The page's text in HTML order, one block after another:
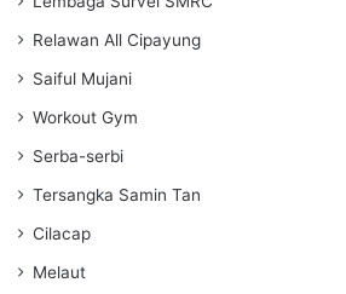
Relawan All Cipayung
Saiful Mujani
Workout Gym
Serba-serbi
Tersangka Samin Tan
Cilacap
Melaut